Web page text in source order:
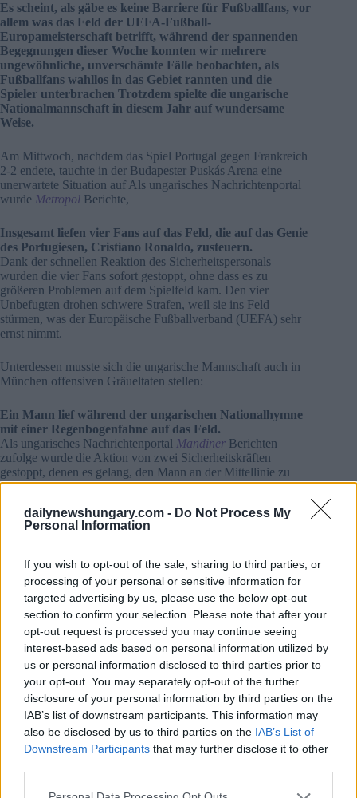
dailynewshungary.com - Do Not Process My
Personal Information
If you wish to opt-out of the sale, sharing to third parties, or
processing of your personal or sensitive information for
targeted advertising by us, please use the below opt-out
section to confirm your selection. Please note that after your
opt-out request is processed you may continue seeing
interest-based ads based on personal information utilized by
us or personal information disclosed to third parties prior to
your opt-out. You may separately opt-out of the further
disclosure of your personal information by third parties on the
IAB’s list of downstream participants. This information may
also be disclosed by us to third parties on the IAB’s List of
Downstream Participants that may further disclose it to other
Please note that this website/app uses one or more Google
Es scheint, als gäbe es keine Barriere für Fußballfans, vor
allem was das Feld der UEFA-Fußball-
Europameisterschaft betrifft, während der spannenden
Begegnungen dieser Woche konnten wir mehrere
ungewöhnliche, unverschämte Fälle beobachten, als
Fußballfans wahllos in das Gebiet rannten und die
Spieler unterbrachen Trotzdem spielte die ungarische
Nationalmannschaft in diesem Jahr auf wundersame
Weise.
Am Mittwoch, nachdem das Spiel Portugal gegen Frankreich
2-2 endete, tauchte in der Budapester Puskás Arena eine
unerwartete Situation auf Als ungarisches Nachrichtenportal
wurde Metropol Berichte,
Insgesamt liefen vier Fans auf das Feld, die auf das Genie
des Portugiesen, Cristiano Ronaldo, zusteuern.
Dank der schnellen Reaktion des Sicherheitspersonals
wurden die vier Fans sofort gestoppt, ohne dass es zu
größeren Problemen auf dem Spielfeld kam. Den vier
Unbefugten drohen schwere Strafen, weil sie ins Feld
stürmen, was der Europäische Fußballverband (UEFA) sehr
ernst nimmt.
Unterdessen musste sich die ungarische Mannschaft auch in
München offensiven Gräueltaten stellen:
Ein Mann lief während der ungarischen Nationalhymne
mit einer Regenbogenfahne auf das Feld.
Als ungarisches Nachrichtenportal Mandiner Berichten
zufolge wurde die Aktion von zwei Sicherheitskräften
gestoppt, denen es gelang, den Mann an der Mittellinie zu
fangen, wo sich der Mann auf den Boden legte. Die Kamera
einer schweren Strafe zu rechnen.
vorgeschlagen, das Stadion während des Spiels Deutschland-
Ungarn am Mittwoch aus Protest gegen das geänderte Anti-
Pädophilen-Gesetz in Regenbogenfarben zu beleuchten. Die
Aktion wurde schließlichVon der UEFA gesperrt, die
„nicht zur politischen Provokation beitragen” beschloss“.
Am Mittwoch, demDie ungarische Mannschaft spielte auf
wundersame Weise in MünchenGegen Deutschland zwei
Tore erzielt haben (10′ Szalai, 67′ Schäfer) Die ungarische
Nationalmannschaft unter Führung von Marco Rossi hat im
Bravourspiel ein 2-2 gegen die Deutschen gespielt, das 2-2-
Unentschieden, welches 6 leider nicht zum Einzug ins achte
Finale reichte, neben den aus vollem Herzen stolzen
ungarischen Fans haben auch mehrere ausländische Fans ihre
Glückwünsche auf der offiziellen Facebook-Seite der UEFA